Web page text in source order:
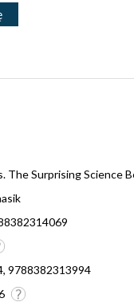
The Surprising Science
9788382313994